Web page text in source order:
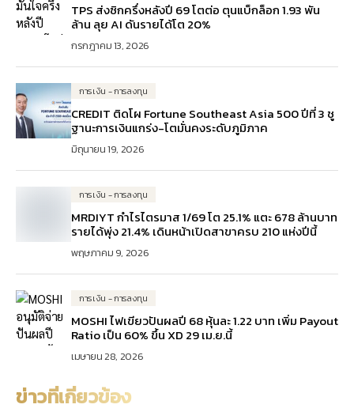
TPS ส่งซิกครึ่งหลังปี 69 โตต่อ ตุนแบ็กล็อก 1.93 พัน
ล้าน ลุย AI ดันรายได้โต 20%
กรกฎาคม 13, 2026
การเงิน - การลงทุน
CREDIT ติดโผ Fortune Southeast Asia 500 ปีที่ 3 ชู
ฐานะการเงินแกร่ง-โตมั่นคงระดับภูมิภาค
มิถุนายน 19, 2026
การเงิน - การลงทุน
MRDIYT กำไรไตรมาส 1/69 โต 25.1% แตะ 678 ล้านบาท
รายได้พุ่ง 21.4% เดินหน้าเปิดสาขาครบ 210 แห่งปีนี้
พฤษภาคม 9, 2026
การเงิน - การลงทุน
MOSHI ไฟเขียวปันผลปี 68 หุ้นละ 1.22 บาท เพิ่ม Payout
Ratio เป็น 60% ขึ้น XD 29 เม.ย.นี้
เมษายน 28, 2026
ข่าวที่เกี่ยวข้อง